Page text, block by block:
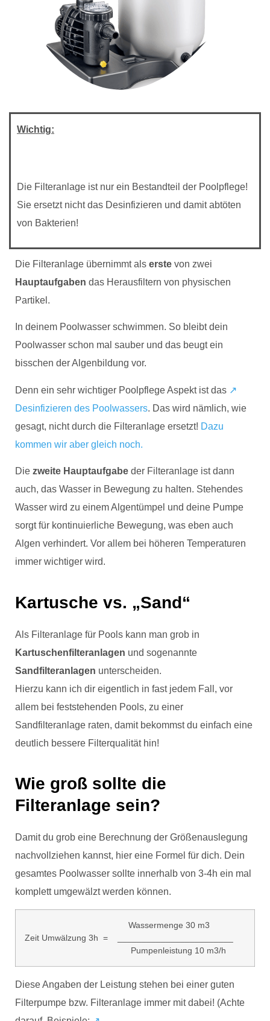
Wichtig:
Die Filteranlage ist nur ein Bestandteil der Poolpflege!
Sie ersetzt nicht das Desinfizieren und damit abtöten
von Bakterien!
Die Filteranlage übernimmt als erste von zwei
Hauptaufgaben das Herausfiltern von physischen
Partikel.
In deinem Poolwasser schwimmen. So bleibt dein
Poolwasser schon mal sauber und das beugt ein
bisschen der Algenbildung vor.
Denn ein sehr wichtiger Poolpflege Aspekt ist das ↗️
Desinfizieren des Poolwassers. Das wird nämlich, wie
gesagt, nicht durch die Filteranlage ersetzt! Dazu
kommen wir aber gleich noch.
Die zweite Hauptaufgabe der Filteranlage ist dann
auch, das Wasser in Bewegung zu halten. Stehendes
Wasser wird zu einem Algentümpel und deine Pumpe
sorgt für kontinuierliche Bewegung, was eben auch
Algen verhindert. Vor allem bei höheren Temperaturen
immer wichtiger wird.
Kartusche vs. „Sand“
Als Filteranlage für Pools kann man grob in
Kartuschenfilteranlagen und sogenannte
Sandfilteranlagen unterscheiden.
Hierzu kann ich dir eigentlich in fast jedem Fall, vor
allem bei feststehenden Pools, zu einer
Sandfilteranlage raten, damit bekommst du einfach eine
deutlich bessere Filterqualität hin!
Wie groß sollte die
Filteranlage sein?
Damit du grob eine Berechnung der Größenauslegung
nachvollziehen kannst, hier eine Formel für dich. Dein
gesamtes Poolwasser sollte innerhalb von 3-4h ein mal
komplett umgewälzt werden können.
Wassermenge 30 m3
Zeit Umwälzung 3h = ________________________
Pumpenleistung 10 m3/h
Diese Angaben der Leistung stehen bei einer guten
Filterpumpe bzw. Filteranlage immer mit dabei! (Achte